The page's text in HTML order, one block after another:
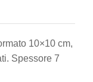
10×10 cm,
Spessore 7